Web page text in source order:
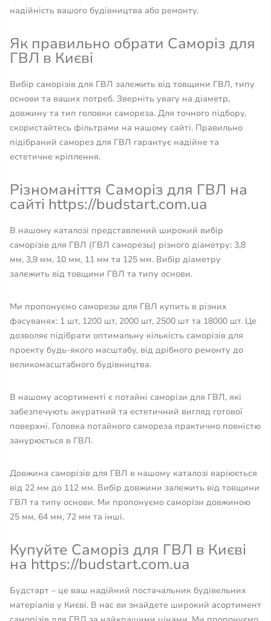
надійність вашого будівництва або ремонту.
Як правильно обрати Саморіз для
ГВЛ в Києві
Вибір саморізів для ГВЛ залежить від товщини ГВЛ, типу
основи та ваших потреб. Зверніть увагу на діаметр,
довжину та тип головки самореза. Для точного підбору,
скористайтесь фільтрами на нашому сайті. Правильно
підібраний саморез для ГВЛ гарантує надійне та
естетичне кріплення.
Різноманіття Саморіз для ГВЛ на
сайті https://budstart.com.ua
В нашому каталозі представлений широкий вибір
саморізів для ГВЛ (ГВЛ саморезы) різного діаметру: 3,8
мм, 3,9 мм, 10 мм, 11 мм та 125 мм. Вибір діаметру
залежить від товщини ГВЛ та типу основи.
Ми пропонуємо саморезы для ГВЛ купить в різних
фасуванях: 1 шт, 1200 шт, 2000 шт, 2500 шт та 18000 шт. Це
дозволяє підібрати оптимальну кількість саморізів для
проекту будь-якого масштабу, від дрібного ремонту до
великомасштабного будівництва.
В нашому асортименті є потайні саморізи для ГВЛ, які
забезпечують акуратний та естетичний вигляд готової
поверхні. Головка потайного самореза практично повністю
занурюється в ГВЛ.
Довжина саморізів для ГВЛ в нашому каталозі варіюється
від 22 мм до 112 мм. Вибір довжини залежить від товщини
ГВЛ та типу основи. Ми пропонуємо саморізи довжиною
25 мм, 64 мм, 72 мм та інші.
Купуйте Саморіз для ГВЛ в Києві
на https://budstart.com.ua
Будстарт – це ваш надійний постачальник будівельних
матеріалів у Києві. В нас ви знайдете широкий асортимент